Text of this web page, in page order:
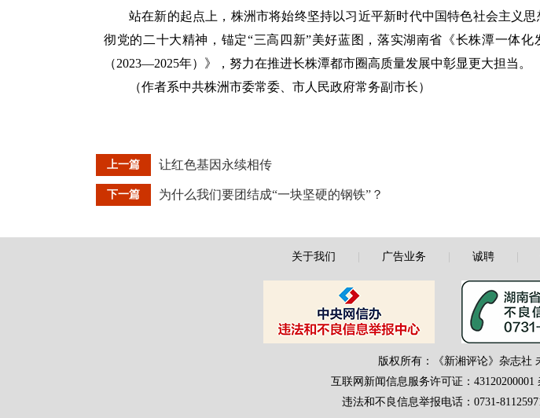
站在新的起点上，株洲市将始终坚持以习近平新时代中国特色社会主义
彻党的二十大精神，锚定“三高四新”美好蓝图，落实湖南省《长株潭一体化
（2023—2025年）》，努力在推进长株潭都市圈高质量发展中彰显更大担当。
（作者系中共株洲市委常委、市人民政府常务副市长）
上一篇 让红色基因永续相传
下一篇 为什么我们要团结成“一块坚硬的钢铁”？
关于我们 广告业务 诚聘|
版权所有：《新湘评论》杂志社
互联网新闻信息服务许可证：43120200001
违法和不良信息举报电话：0731-